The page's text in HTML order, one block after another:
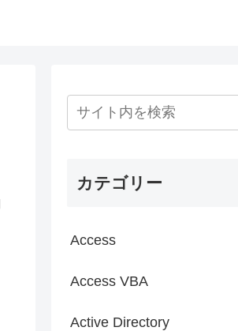
カテゴリー
Access
Access VBA
Active Directory